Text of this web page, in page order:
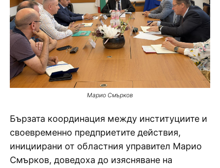
Марио Смърков
Бързата координация между институциите и
своевременно предприетите действия,
инициирани от областния управител Марио
Смърков, доведоха до изясняване на